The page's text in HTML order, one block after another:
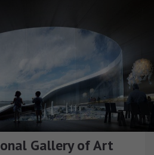
Gallery of Art